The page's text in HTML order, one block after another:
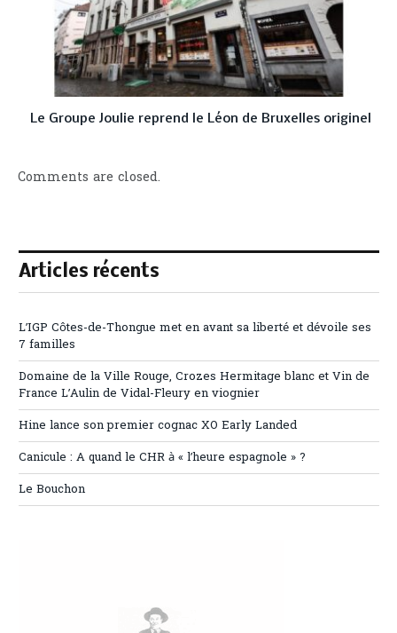
Le Groupe Joulie reprend le Léon de Bruxelles originel
Comments are closed.
Articles récents
L’IGP Côtes-de-Thongue met en avant sa liberté et dévoile ses
7 familles
Domaine de la Ville Rouge, Crozes Hermitage blanc et Vin de
France L’Aulin de Vidal-Fleury en viognier
Hine lance son premier cognac XO Early Landed
Canicule : A quand le CHR à « l’heure espagnole » ?
Le Bouchon